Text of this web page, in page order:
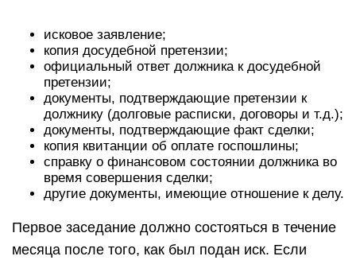
исковое заявление;
копия досудебной претензии;
официальный ответ должника к досудебной
претензии;
документы, подтверждающие претензии к
должнику (долговые расписки, договоры и т.д.);
документы, подтверждающие факт сделки;
копия квитанции об оплате госпошлины;
справку о финансовом состоянии должника во
время совершения сделки;
другие документы, имеющие отношение к делу.
Первое заседание должно состояться в течение
месяца после того, как был подан иск. Если